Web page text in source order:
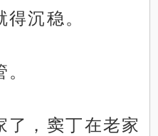
沉稳。
了，窦丁在老家